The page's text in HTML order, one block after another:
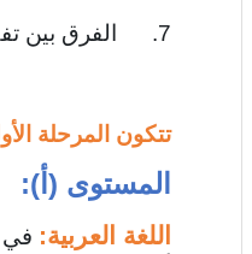
7. الفرق بين تفكير الآباء والأبناء.
تتكون المرحلة
المستوى (أ):
اللغة العربية: في